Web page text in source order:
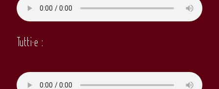
Tutti·e :